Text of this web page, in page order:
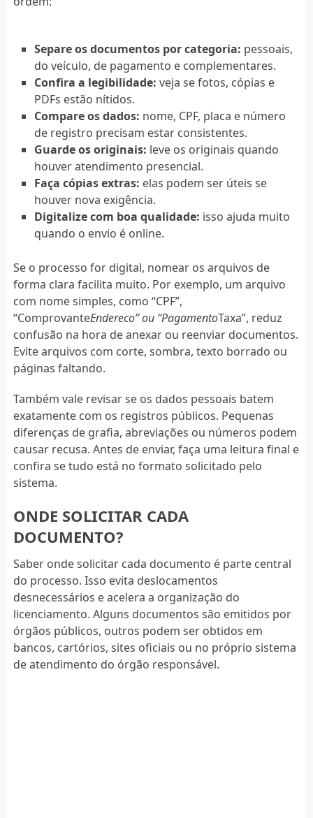
Separe os documentos por categoria: pessoais,
do veículo, de pagamento e complementares.
Confira a legibilidade: veja se fotos, cópias e
PDFs estão nítidos.
Compare os dados: nome, CPF, placa e número
de registro precisam estar consistentes.
Guarde os originais: leve os originais quando
houver atendimento presencial.
Faça cópias extras: elas podem ser úteis se
houver nova exigência.
Digitalize com boa qualidade: isso ajuda muito
quando o envio é online.
Se o processo for digital, nomear os arquivos de
forma clara facilita muito. Por exemplo, um arquivo
com nome simples, como “CPF”,
“ComprovanteEndereco” ou “PagamentoTaxa”, reduz
confusão na hora de anexar ou reenviar documentos.
Evite arquivos com corte, sombra, texto borrado ou
páginas faltando.
Também vale revisar se os dados pessoais batem
exatamente com os registros públicos. Pequenas
diferenças de grafia, abreviações ou números podem
causar recusa. Antes de enviar, faça uma leitura final e
confira se tudo está no formato solicitado pelo
sistema.
ONDE SOLICITAR CADA
DOCUMENTO?
Saber onde solicitar cada documento é parte central
do processo. Isso evita deslocamentos
desnecessários e acelera a organização do
licenciamento. Alguns documentos são emitidos por
órgãos públicos, outros podem ser obtidos em
bancos, cartórios, sites oficiais ou no próprio sistema
de atendimento do órgão responsável.